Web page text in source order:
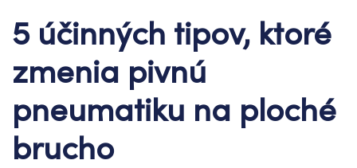
5 účinných tipov, ktoré
zmenia pivnú
pneumatiku na ploché
brucho